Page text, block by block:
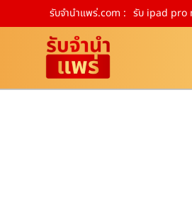
รับจํานําแพร่.com : รับ ipad pro